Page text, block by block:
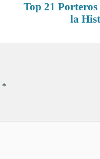
Top 21 Porteros
la
*